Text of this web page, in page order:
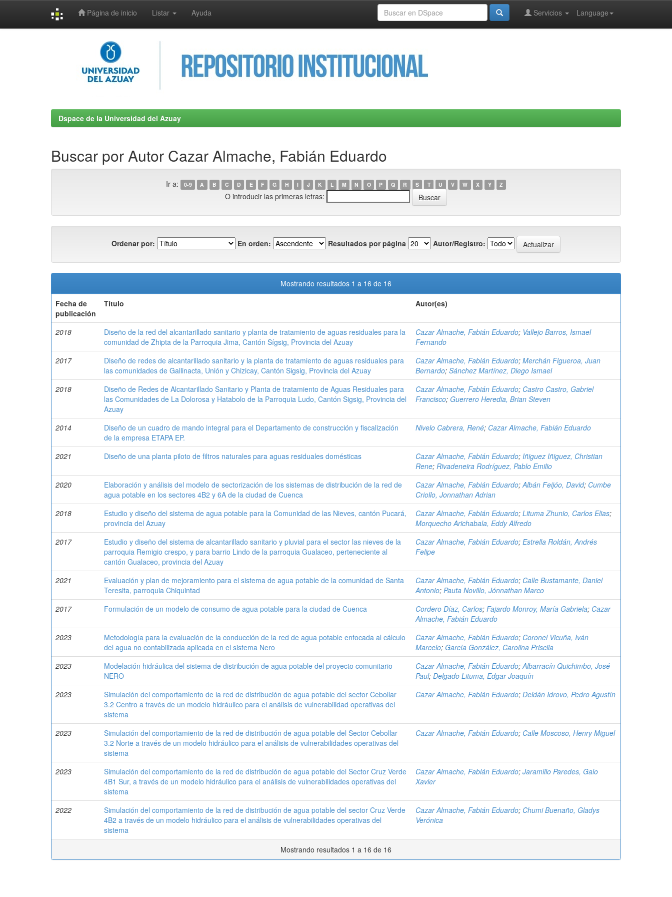
Página de inicio Listar Ayuda Language
Servicios
Dspace de la Universidad del Azuay
Buscar por Autor Cazar Almache, Fabián Eduardo
Ir a: 0-9 A B C D E F G H I J K L M N O P Q R S T U V W X Y Z
O introducir las primeras letras:
Ordenar por: En orden: Resultados por página Autor/Registro:
Mostrando resultados 1 a 16 de 16
Fecha de
publicación
Título Autor(es)
2018
Diseño de la red del alcantarillado sanitario y planta de tratamiento de aguas residuales para la
comunidad de Zhipta de la Parroquia Jima, Cantón Sígsig, Provincia del Azuay
Cazar Almache, Fabián Eduardo; Vallejo Barros, Ismael
Fernando
2017
Diseño de redes de alcantarillado sanitario y la planta de tratamiento de aguas residuales para
las comunidades de Gallinacta, Unión y Chizicay, Cantón Sigsig, Provincia del Azuay
Cazar Almache, Fabián Eduardo; Merchán Figueroa, Juan
Bernardo; Sánchez Martínez, Diego Ismael
2018
Diseño de Redes de Alcantarillado Sanitario y Planta de tratamiento de Aguas Residuales para
las Comunidades de La Dolorosa y Hatabolo de la Parroquia Ludo, Cantón Sigsig, Provincia del
Azuay
Cazar Almache, Fabián Eduardo; Castro Castro, Gabriel
Francisco; Guerrero Heredia, Brian Steven
2014
Diseño de un cuadro de mando integral para el Departamento de construcción y fiscalización
de la empresa ETAPA EP.
Nivelo Cabrera, René; Cazar Almache, Fabián Eduardo
2021 Diseño de una planta piloto de filtros naturales para aguas residuales domésticas Cazar Almache, Fabián Eduardo; Iñiguez Iñiguez, Christian
Rene; Rivadeneira Rodríguez, Pablo Emilio
2020
Elaboración y análisis del modelo de sectorización de los sistemas de distribución de la red de
agua potable en los sectores 4B2 y 6A de la ciudad de Cuenca
Cazar Almache, Fabián Eduardo;Albán Feijóo, David; Cumbe
Criollo, Jonnathan Adrian
2018
Estudio y diseño del sistema de agua potable para la Comunidad de las Nieves, cantón Pucará,
provincia del Azuay
Cazar Almache, Fabián Eduardo; Lituma Zhunio, Carlos Elias;
Morquecho Arichabala, Eddy Alfredo
2017
Estudio y diseño del sistema de alcantarillado sanitario y pluvial para el sector las nieves de la
parroquia Remigio crespo, y para barrio Lindo de la parroquia Gualaceo, perteneciente al
cantón Gualaceo, provincia del Azuay
Cazar Almache, Fabián Eduardo; Estrella Roldán, Andrés
Felipe
2021
Evaluación y plan de mejoramiento para el sistema de agua potable de la comunidad de Santa
Teresita, parroquia Chiquintad
Cazar Almache, Fabián Eduardo; Calle Bustamante, Daniel
Antonio; Pauta Novillo, Jónnathan Marco
2017
Formulación de un modelo de consumo de agua potable para la ciudad de Cuenca Cordero Díaz, Carlos; Fajardo Monroy, María Gabriela; Cazar
Almache, Fabián Eduardo
2023
Metodología para la evaluación de la conducción de la red de agua potable enfocada al cálculo
del agua no contabilizada aplicada en el sistema Nero
Cazar Almache, Fabián Eduardo; Coronel Vicuña, Iván
Marcelo; García González, Carolina Priscila
2023
Modelación hidráulica del sistema de distribución de agua potable del proyecto comunitario
NERO
Cazar Almache, Fabián Eduardo;Albarracín Quichimbo, José
Paul; Delgado Lituma, Edgar Joaquín
2023
Simulación del comportamiento de la red de distribución de agua potable del sector Cebollar
3.2 Centro a través de un modelo hidráulico para el análisis de vulnerabilidad operativas del
sistema
Cazar Almache, Fabián Eduardo; Deidán Idrovo, Pedro Agustín
2023
Simulación del comportamiento de la red de distribución de agua potable del Sector Cebollar
3.2 Norte a través de un modelo hidráulico para el análisis de vulnerabilidades operativas del
sistema
Cazar Almache, Fabián Eduardo; Calle Moscoso, Henry Miguel
2023
Simulación del comportamiento de la red de distribución de agua potable del Sector Cruz Verde
4B1 Sur, a través de un modelo hidráulico para el análisis de vulnerabilidades operativas del
sistema
Cazar Almache, Fabián Eduardo; Jaramillo Paredes, Galo
Xavier
2022
Simulación del comportamiento de la red de distribución de agua potable del sector Cruz Verde
4B2 a través de un modelo hidráulico para el análisis de vulnerabilidades operativas del
sistema
Cazar Almache, Fabián Eduardo; Chumi Buenaño, Gladys
Verónica
Mostrando resultados 1 a 16 de 16